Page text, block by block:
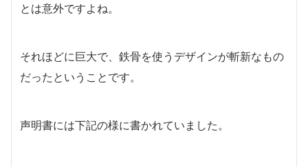
とは意外ですよね。
それほどに巨大で、鉄骨を使うデザインが斬新なもの
だったということです。
声明書には下記の様に書かれていました。